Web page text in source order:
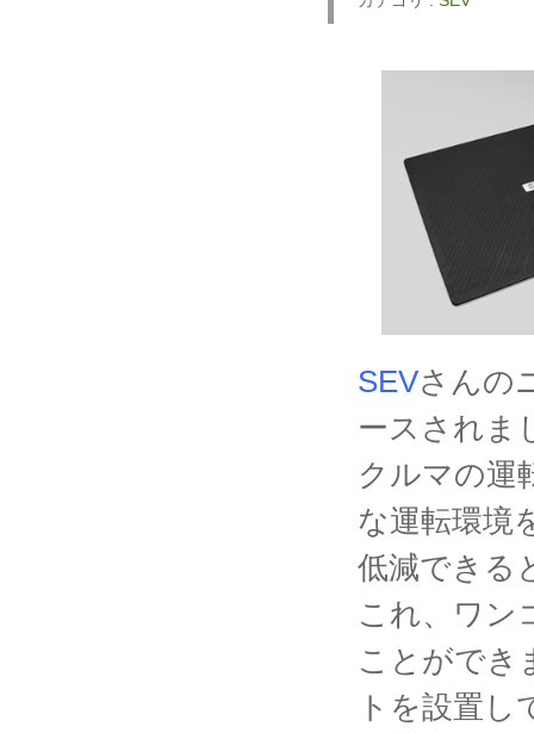
SEVさんの
ースされま
クルマの運
な運転環境
低減できる
これ、ワン
ことができ
トを設置